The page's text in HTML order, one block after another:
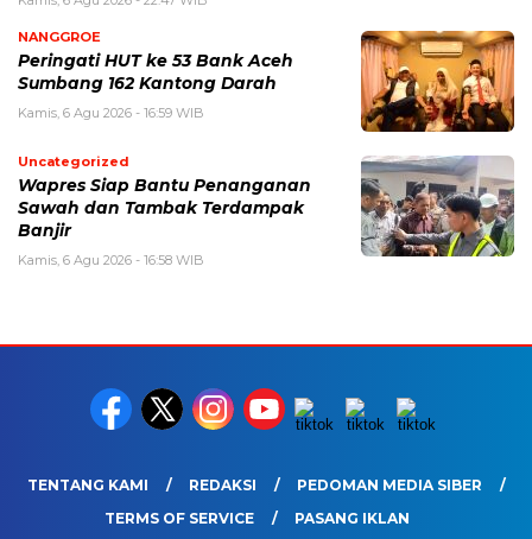
NANGGROE
Peringati HUT ke 53 Bank Aceh
Sumbang 162 Kantong Darah
Kamis, 6 Agu 2026 - 16:59 WIB
Uncategorized
Wapres Siap Bantu Penanganan
Sawah dan Tambak Terdampak
Banjir
Kamis, 6 Agu 2026 - 16:58 WIB
TENTANG KAMI REDAKSI
PEDOMAN MEDIA SIBER
TERMS OF SERVICE
PASANG IKLAN